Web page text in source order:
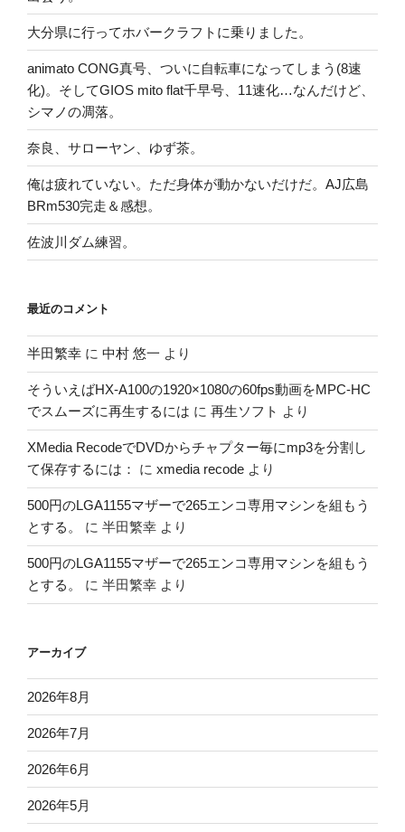
大分県に行ってホバークラフトに乗りました。
animato CONG真号、ついに自転車になってしまう(8速
化)。そしてGIOS mito flat千早号、11速化…なんだけど、
シマノの凋落。
奈良、サローヤン、ゆず茶。
俺は疲れていない。ただ身体が動かないだけだ。AJ広島
BRm530完走＆感想。
佐波川ダム練習。
最近のコメント
半田繁幸 に 中村 悠一 より
そういえばHX-A100の1920×1080の60fps動画をMPC-HC
でスムーズに再生するには に 再生ソフト より
XMedia RecodeでDVDからチャプター毎にmp3を分割し
て保存するには：
に xmedia recode より
500円のLGA1155マザーで265エンコ専用マシンを組もう
とする。
に 半田繁幸 より
500円のLGA1155マザーで265エンコ専用マシンを組もう
とする。
に 半田繁幸 より
アーカイブ
2026年8月
2026年7月
2026年6月
2026年5月